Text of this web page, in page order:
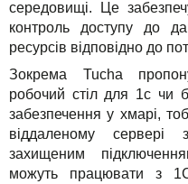
середовищі. Це
контроль доступу до
ресурсів відповідно до
Зокрема Tucha
робочий стіл для 1с чи
забезпечення у хмарі,
віддаленому
захищеним
можуть працювати з